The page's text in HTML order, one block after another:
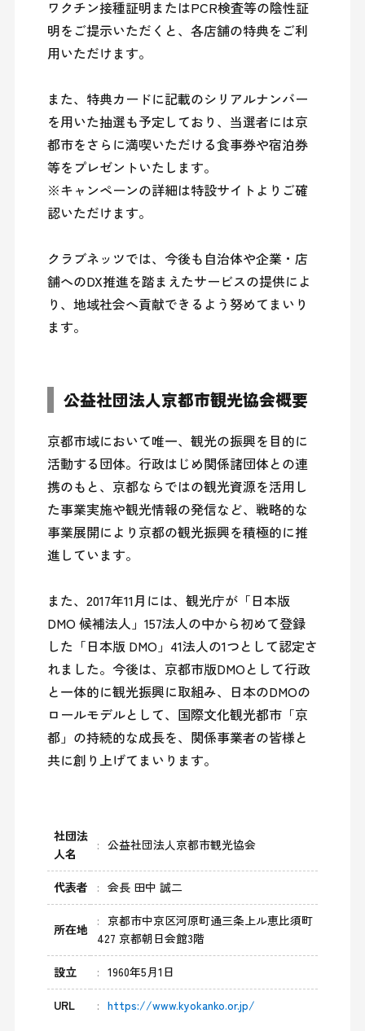
ワクチン接種証明またはPCR検査等の陰性証
明をご提示いただくと、各店舗の特典をご利
用いただけます。
また、特典カードに記載のシリアルナンバー
を用いた抽選も予定しており、当選者には京
都市をさらに満喫いただける食事券や宿泊券
等をプレゼントいたします。
※キャンペーンの詳細は特設サイトよりご確
認いただけます。
クラブネッツでは、今後も自治体や企業・店
舗へのDX推進を踏まえたサービスの提供によ
り、地域社会へ貢献できるよう努めてまいり
ます。
公益社団法人京都市観光協会概要
京都市域において唯一、観光の振興を目的に
活動する団体。行政はじめ関係諸団体との連
携のもと、京都ならではの観光資源を活用し
た事業実施や観光情報の発信など、戦略的な
事業展開により京都の観光振興を積極的に推
進しています。
また、2017年11月には、観光庁が「日本版
DMO 候補法人」157法人の中から初めて登録
した「日本版 DMO」41法人の1つとして認定さ
れました。今後は、京都市版DMOとして行政
と一体的に観光振興に取組み、日本のDMOの
ロールモデルとして、国際文化観光都市「京
都」の持続的な成長を、関係事業者の皆様と
共に創り上げてまいります。
社団法
人名
公益社団法人京都市観光協会
代表者 会長 田中 誠二
所在地
京都市中京区河原町通三条上ル恵比須町
427 京都朝日会館3階
設立 1960年5月1日
URL https://www.kyokanko.or.jp/